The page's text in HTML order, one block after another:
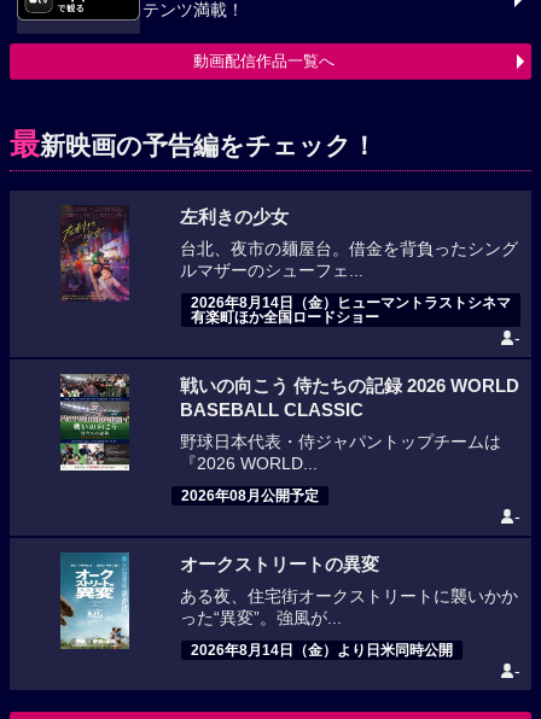
テンツ満載！
動画配信作品一覧へ
最新映画の予告編をチェック！
左利きの少女
台北、夜市の麺屋台。借金を背負ったシング
ルマザーのシューフェ...
2026年8月14日（金）ヒューマントラストシネマ
有楽町ほか全国ロードショー
-
戦いの向こう 侍たちの記録 2026 WORLD
BASEBALL CLASSIC
野球日本代表・侍ジャパントップチームは
『2026 WORLD...
2026年08月公開予定
-
オークストリートの異変
ある夜、住宅街オークストリートに襲いかか
った“異変”。強風が...
2026年8月14日（金）より日米同時公開
-